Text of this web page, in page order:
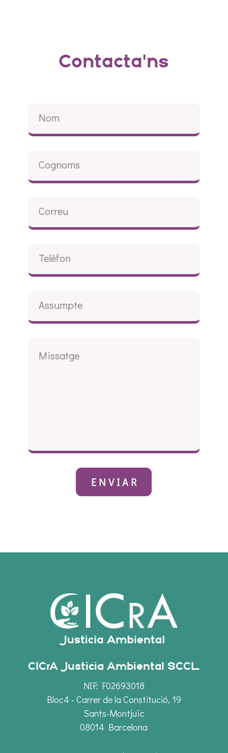
Contacta'ns
CICrA Justicia Ambiental SCCL
NIF: F02693018
Bloc4 - Carrer de la Constitució, 19
Sants-Montjuïc
08014 Barcelona